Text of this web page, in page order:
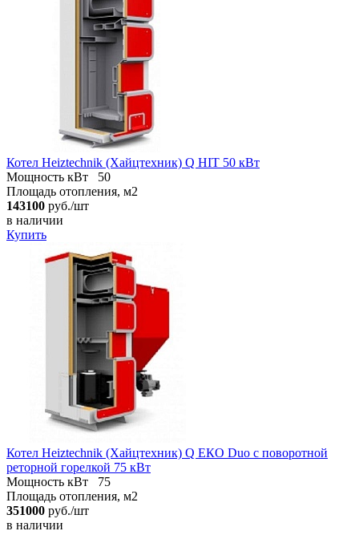
Котел Heiztechnik (Хайцтехник) Q HIT 50 кВт
Мощность кВт
50
Площадь отопления, м2
143100 руб./шт
в наличии
Купить
Котел Heiztechnik (Хайцтехник) Q ЕКO Duo с поворотной
реторной горелкой 75 кВт
Мощность кВт
75
Площадь отопления, м2
351000 руб./шт
в наличии